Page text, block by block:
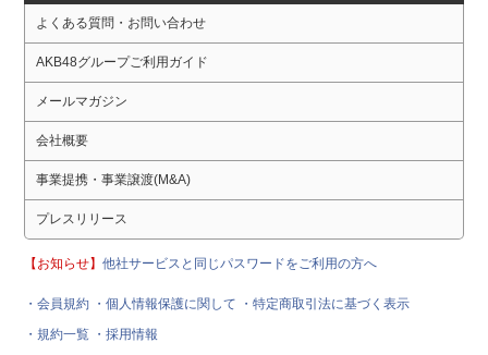
よくある質問・お問い合わせ
AKB48グループご利用ガイド
メールマガジン
会社概要
事業提携・事業譲渡(M&A)
プレスリリース
【お知らせ】他社サービスと同じパスワードをご利用の方へ
・会員規約 ・個人情報保護に関して
・特定商取引法に基づく表示
・規約一覧 ・採用情報